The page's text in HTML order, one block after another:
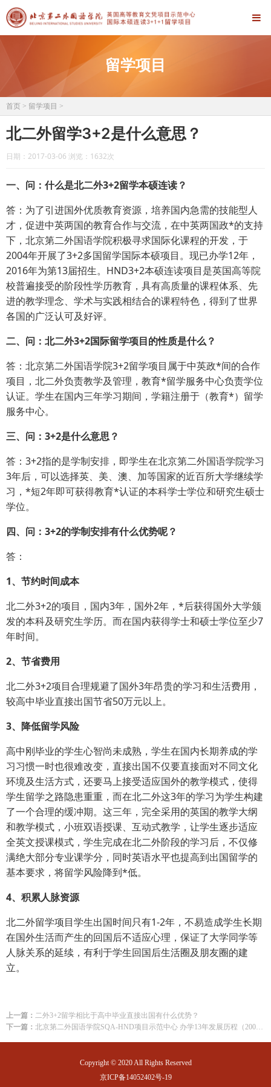
留学项目
首页 > 留学项目 >
北二外留学3+2是什么意思？
日期：2017-03-06 浏览： 1632次
一、问：什么是北二外3+2留学本硕连读？
答：为了引进国外优质教育资源，培养国内急需的技能型人
才，促进中英两国的教育合作与交流，在中英两国政*的支持
下，北京第二外国语学院积极寻求国际化课程的开发，于
2004年开展了3+2多国留学国际本硕项目。现已办学12年，
2016年为第13届招生。HND3+2本硕连读项目是英国高等院
校普遍接受的阶段性学历教育，具有高质量的课程体系、先
进的教学理念、学术与实践相结合的课程特色，得到了世界
各国的广泛认可及好评。
二、问：北二外3+2国际留学项目的性质是什么？
答：北京第二外国语学院3+2留学项目属于中英政*间的合作
项目，北二外负责教学及管理，教育*留学服务中心负责学位
认证。学生在国内三年学习期间，学籍注册于（教育*）留学
服务中心。
三、问：3+2是什么意思？
答：3+2指的是学制安排，即学生在北京第二外国语学院学习
3年后，可以选择英、美、澳、加等国家的近百所大学继续学
习，*短2年即可获得教育*认证的本科学士学位和研究生硕士
学位。
四、问：3+2的学制安排有什么优势呢？
答：
1、节约时间成本
北二外3+2的项目，国内3年，国外2年，*后获得国外大学颁
发的本科及研究生学历。而在国内获得学士和硕士学位至少7
年时间。
2、节省费用
北二外3+2项目合理规避了国外3年昂贵的学习和生活费用，
较高中毕业直接出国节省50万元以上。
3、降低留学风险
高中刚毕业的学生心智尚未成熟，学生在国内长期养成的学
习习惯一时也很难改变，直接出国不仅要直接面对不同文化
环境及生活方式，还要马上接受适应国外的教学模式，使得
学生留学之路隐患重重，而在北二外这3年的学习为学生构建
了一个合理的缓冲期。这三年，完全采用的英国的教学大纲
和教学模式，小班双语授课、互动式教学，让学生逐步适应
全英文授课模式，学生完成在北二外阶段的学习后，不仅修
满绝大部分专业课学分，同时英语水平也提高到出国留学的
基本要求，将留学风险降到*低。
4、积累人脉资源
北二外留学项目学生出国时间只有1-2年，不易造成学生长期
在国外生活而产生的回国后不适应心理，保证了大学同学等
人脉关系的延续，有利于学生回国后生活圈及朋友圈的建
立。
上一篇： 二外3+2留学相比于高中毕业直接出国有什么优势？
下一篇： 北京第二外国语学院SQA-HND项目示范中心 办学13年发展历程（2004-2016）
Copyright © 2020 All Rights Reserved
京ICP备14052402号-19